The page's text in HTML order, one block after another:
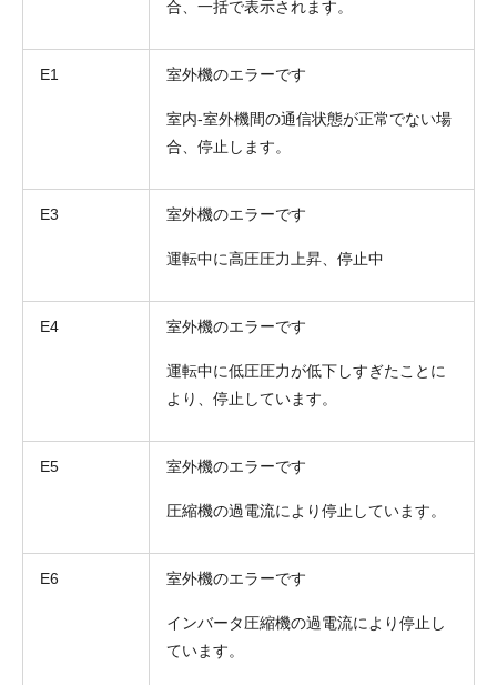
合、一括で表示されます。
E1 室外機のエラーです
室内-室外機間の通信状態が正常でない場
合、停止します。
E3 室外機のエラーです
運転中に高圧圧力上昇、停止中
E4 室外機のエラーです
運転中に低圧圧力が低下しすぎたことに
より、停止しています。
E5 室外機のエラーです
圧縮機の過電流により停止しています。
E6 室外機のエラーです
インバータ圧縮機の過電流により停止し
ています。